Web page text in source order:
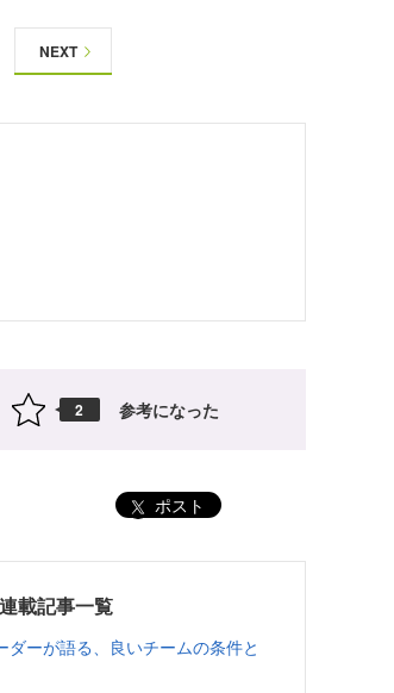
NEXT
2 参考になった
ポスト
載記事一覧
ーが語る、良いチームの条件と